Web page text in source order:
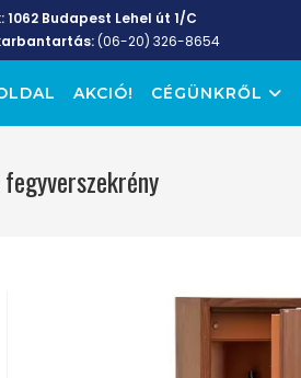
1062 Budapest Lehel út 1/C
(06-20) 326-8654
AKCIÓ! CÉGÜNKRŐL